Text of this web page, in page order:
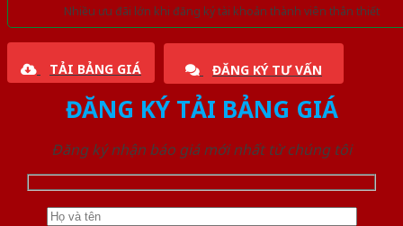
Nhiều ưu đãi lớn khi đăng ký tài khoản thành viên thân thiết
TẢI BẢNG GIÁ ĐĂNG KÝ TƯ VẤN
ĐĂNG KÝ TẢI BẢNG GIÁ
Đăng ký nhận báo giá mới nhất từ chúng tôi